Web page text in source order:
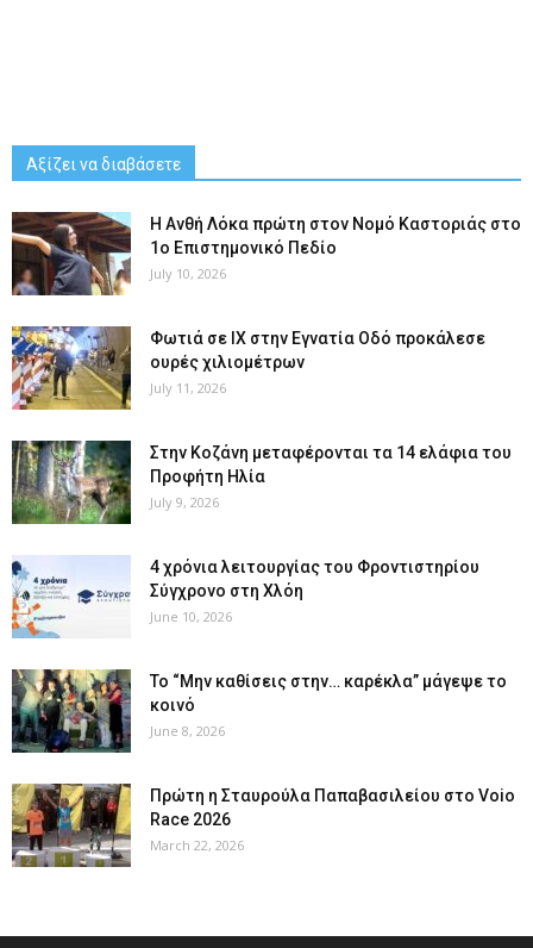
Αξίζει να διαβάσετε
Η Ανθή Λόκα πρώτη στον Νομό Καστοριάς στο
1ο Επιστημονικό Πεδίο
July 10, 2026
Φωτιά σε ΙΧ στην Εγνατία Οδό προκάλεσε
ουρές χιλιομέτρων
July 11, 2026
Στην Κοζάνη μεταφέρονται τα 14 ελάφια του
Προφήτη Ηλία
July 9, 2026
4 χρόνια λειτουργίας του Φροντιστηρίου
Σύγχρονο στη Χλόη
June 10, 2026
Το “Μην καθίσεις στην… καρέκλα” μάγεψε το
κοινό
June 8, 2026
Πρώτη η Σταυρούλα Παπαβασιλείου στο Voio
Race 2026
March 22, 2026